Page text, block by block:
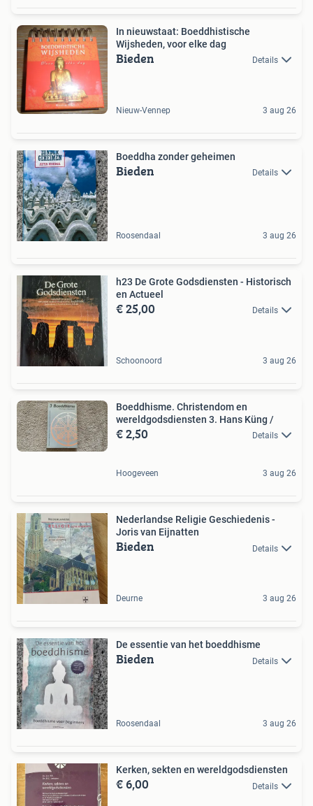
In nieuwstaat: Boeddhistische
Wijsheden, voor elke dag
Bieden Details
Nieuw-Vennep 3 aug 26
Boeddha zonder geheimen
Bieden Details
Roosendaal 3 aug 26
h23 De Grote Godsdiensten - Historisch
en Actueel
€ 25,00 Details
Schoonoord 3 aug 26
Boeddhisme. Christendom en
wereldgodsdiensten 3. Hans Küng /
€ 2,50 Details
Hoogeveen 3 aug 26
Nederlandse Religie Geschiedenis -
Joris van Eijnatten
Bieden Details
Deurne 3 aug 26
De essentie van het boeddhisme
Bieden Details
Roosendaal 3 aug 26
Kerken, sekten en wereldgodsdiensten
€ 6,00 Details